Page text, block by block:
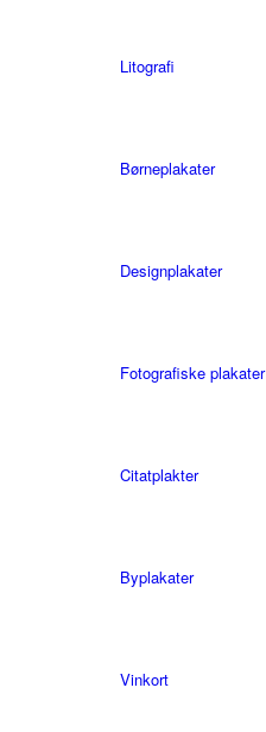
Litografi
Børneplakater
Designplakater
Fotografiske plakater
Citatplakter
Byplakater
Vinkort